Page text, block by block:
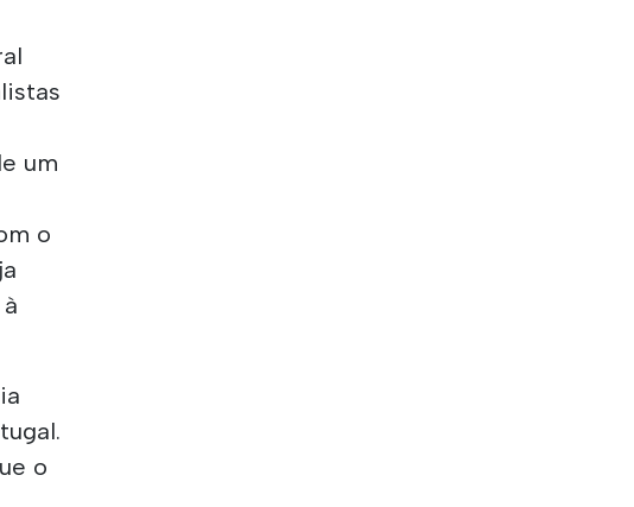
um
o
o